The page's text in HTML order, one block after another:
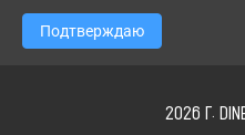
2026 Г.
Подтверждаю